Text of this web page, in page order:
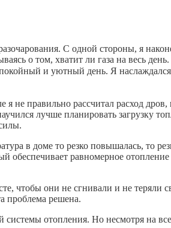
С одной стороны, я
о том, хватит ли газа на весь
и уютный день. Я
не правильно рассчитал расход дров,
лучше планировать загрузку
в доме то резко повышалась, то
равномерное отопление
чтобы они не сгнивали и не теряли
проблема решена.
отопления. Но несмотря на